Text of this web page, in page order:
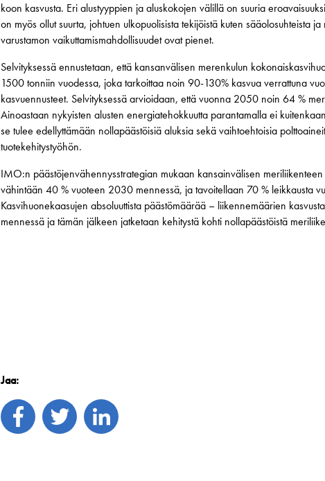
koon kasvusta. Eri alustyyppien ja aluskokojen välillä on suuria
on myös ollut suurta, johtuen ulkopuolisista tekijöistä kuten sääolosuhteista
varustamon vaikuttamismahdollisuudet ovat pienet.
Selvityksessä ennustetaan, että kansanvälisen merenkulun
1500 tonniin vuodessa, joka tarkoittaa noin 90-130% kasvua verrattuna
kasvuennusteet. Selvityksessä arvioidaan, että vuonna 2050 noin 64 %
Ainoastaan nykyisten alusten energiatehokkuutta parantamalla ei
se tulee edellyttämään nollapäästöisiä aluksia sekä vaihtoehtoisia
tuotekehitystyöhön.
IMO:n päästöjenvähennysstrategian mukaan kansainvälisen
vähintään 40 % vuoteen 2030 mennessä, ja tavoitellaan 70 % leikkausta
Kasvihuonekaasujen absoluuttista päästömäärää – liikennemäärien
mennessä ja tämän jälkeen jatketaan kehitystä kohti nollapäästöistä
Jaa: